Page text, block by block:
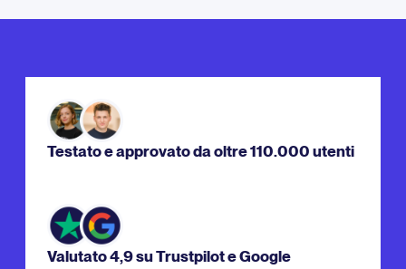
Testato e approvato da oltre 110.000 utenti
Valutato 4,9 su Trustpilot e Google